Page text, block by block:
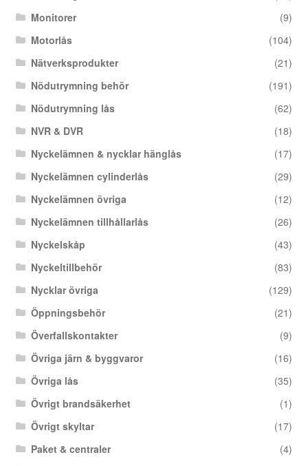
Monitorer
(9)
Motorlås
(104)
Nätverksprodukter
(21)
Nödutrymning behör
(191)
Nödutrymning lås
(62)
NVR & DVR
(18)
Nyckelämnen & nycklar hänglås
(17)
Nyckelämnen cylinderlås
(29)
Nyckelämnen övriga
(12)
Nyckelämnen tillhållarlås
(26)
Nyckelskåp
(43)
Nyckeltillbehör
(83)
Nycklar övriga
(129)
Öppningsbehör
(21)
Överfallskontakter
(9)
Övriga järn & byggvaror
(16)
Övriga lås
(35)
Övrigt brandsäkerhet
(1)
Övrigt skyltar
(17)
Paket & centraler
(4)